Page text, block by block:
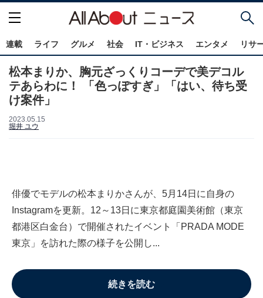
連載 ライフ グルメ 社会 IT・ビジネス エンタメ リサ
松本まりか、胸元ざっくりコーデで美デコル
テあらわに！ 「色っぽすぎ」「はい、待ち受
け案件」
2023.05.15
堀井 ユウ
俳優でモデルの松本まりかさんが、5月14日に自身の
Instagramを更新。12～13日に東京都庭園美術館（東京
都港区白金台）で開催されたイベント「PRADA MODE
東京」を訪れた際の様子を公開し...
続きを読む